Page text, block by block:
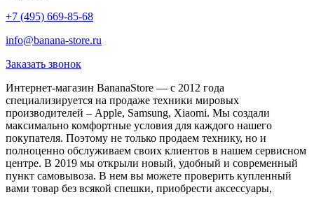
+7 (495) 669-85-68
info@banana-store.ru
Заказать звонок
Интернет-магазин BananaStore — с 2012 года
специализируется на продаже техники мировых
производителей – Apple, Samsung, Xiaomi. Мы создали
максимально комфортные условия для каждого нашего
покупателя. Поэтому не только продаем технику, но и
полноценно обслуживаем своих клиентов в нашем сервисном
центре. В 2019 мы открыли новый, удобный и современный
пункт самовывоза. В нем вы можете проверить купленный
вами товар без всякой спешки, приобрести аксессуары,